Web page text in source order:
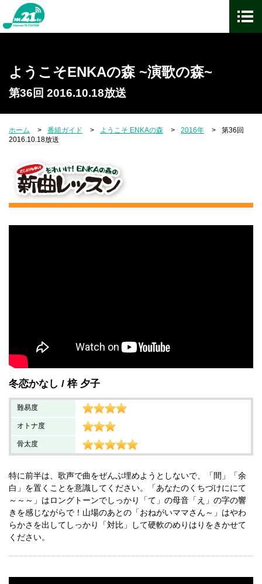
ようこそENKAの森 ~演歌の森~
第36回 2016.10.18放送
ホーム 番組ガイド ようこそ ENKAの森 2016年
第36回
2016.10.18放送
冬恋かなし 梓 夕子
難易度
オトナ度
骨太度
特に前半は、歌声で曲をぜんぶ埋めようとしないで、「間」「余
白」を置くことを意識してください。「あなたのくちづけににて
～～～」はロングトーンでしっかり「て」の母音「え」の字の響
きを感じながらで！山場のあとの「おねがいママさん～」はやわ
らかさを出してしっかり「対比」して硬軟のめりはりをきかせて
ください。